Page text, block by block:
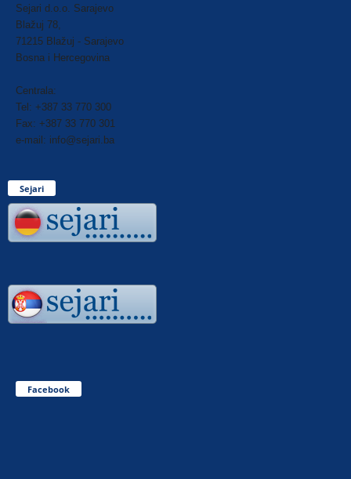
Sejari d.o.o. Sarajevo
Blažuj 78,
71215 Blažuj - Sarajevo
Bosna i Hercegovina
Centrala:
Tel: +387 33 770 300
Fax: +387 33 770 301
e-mail: info@sejari.ba
Sejari
Facebook